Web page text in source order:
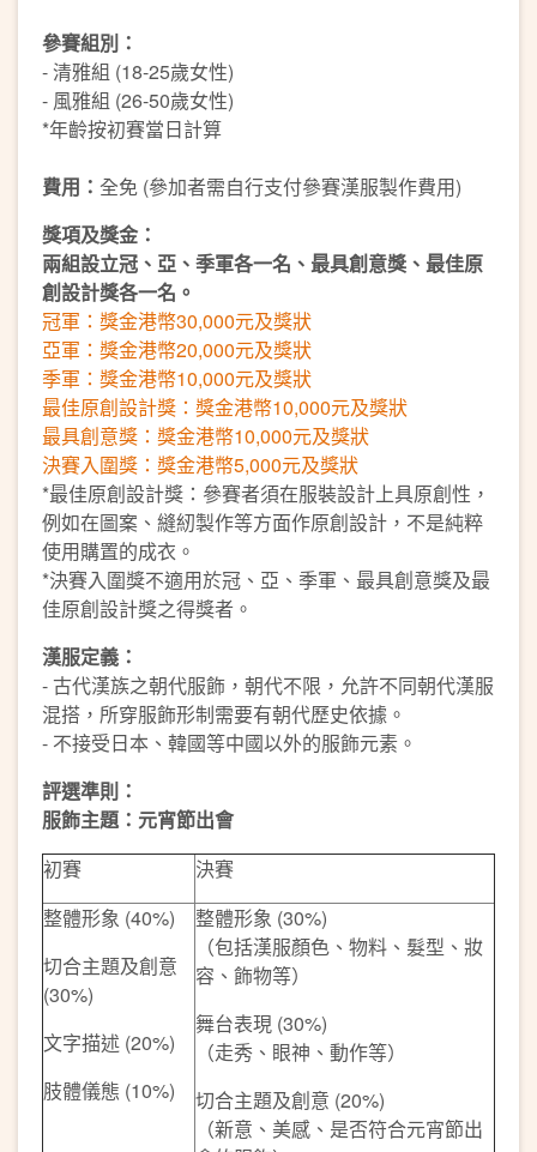
參賽組別：
- 清雅組 (18-25歲女性)
- 風雅組 (26-50歲女性)
*年齡按初賽當日計算
費用： 全免 (參加者需自行支付參賽漢服製作費用)
獎項及獎金：
兩組設立冠、亞、季軍各一名、最具創意獎、最佳原
創設計獎各一名。
冠軍：獎金港幣30,000元及獎狀
亞軍：獎金港幣20,000元及獎狀
季軍：獎金港幣10,000元及獎狀
最佳原創設計獎：獎金港幣10,000元及獎狀
最具創意獎：獎金港幣10,000元及獎狀
決賽入圍獎：獎金港幣5,000元及獎狀
*最佳原創設計獎：參賽者須在服裝設計上具原創性，
例如在圖案、縫紉製作等方面作原創設計，不是純粹
使用購置的成衣。
*決賽入圍獎不適用於冠、亞、季軍、最具創意獎及最
佳原創設計獎之得獎者。
漢服定義：
- 古代漢族之朝代服飾，朝代不限，允許不同朝代漢服
混搭，所穿服飾形制需要有朝代歷史依據。
- 不接受日本、韓國等中國以外的服飾元素。
評選準則：
服飾主題：元宵節出會
初賽
決賽
整體形象 (40%)
切合主題及創意
(30%)
文字描述 (20%)
肢體儀態 (10%)
整體形象 (30%)
（包括漢服顏色、物料、髮型、妝
容、飾物等）
舞台表現 (30%)
（走秀、眼神、動作等）
切合主題及創意 (20%)
（新意、美感、是否符合元宵節出